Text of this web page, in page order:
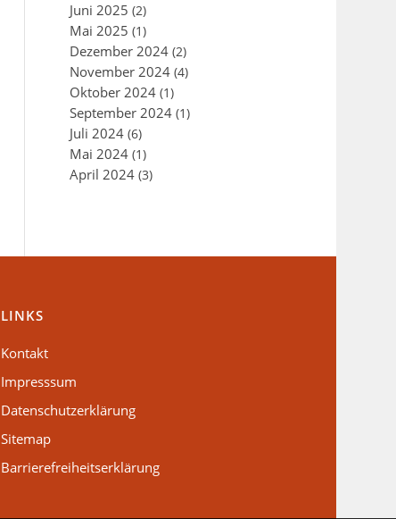
Juni 2025 (2)
Mai 2025 (1)
Dezember 2024 (2)
November 2024 (4)
Oktober 2024 (1)
September 2024 (1)
Juli 2024 (6)
Mai 2024 (1)
April 2024 (3)
LINKS
Kontakt
Impresssum
Datenschutzerklärung
Sitemap
Barrierefreiheitserklärung